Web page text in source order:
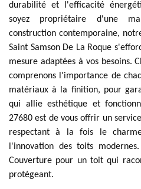
durabilité et l'efficacité
soyez propriétaire d'une
construction contemporaine,
Saint Samson De La Roque
mesure adaptées à vos besoins.
comprenons l'importance de
matériaux à la finition, pour
qui allie esthétique et
27680 est de vous offrir un
respectant à la fois le
l'innovation des toits
Couverture pour un toit qui
protégeant.